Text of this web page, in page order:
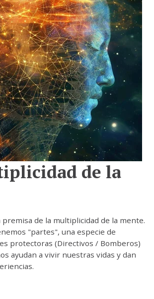
de la
premisa de la multiplicidad de la mente.
"partes", una especie de
protectoras (Directivos / Bomberos)
ayudan a vivir nuestras vidas y dan